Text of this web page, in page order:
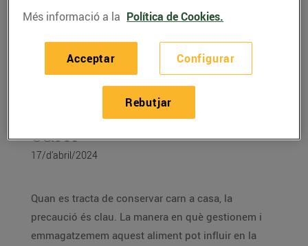
CONSELLS I HÀBITS SALUDABLES
Aprèn a conservar la
carn
17/d’abril/2024
Quan es tracta de conservar carn a casa, la
precaució és clau. La manera en què gestionem i
emmagatzemem aquest aliment pot influir en la
Més informació a la Política de Cookies.
Configurar
Rebutjar
Acceptar